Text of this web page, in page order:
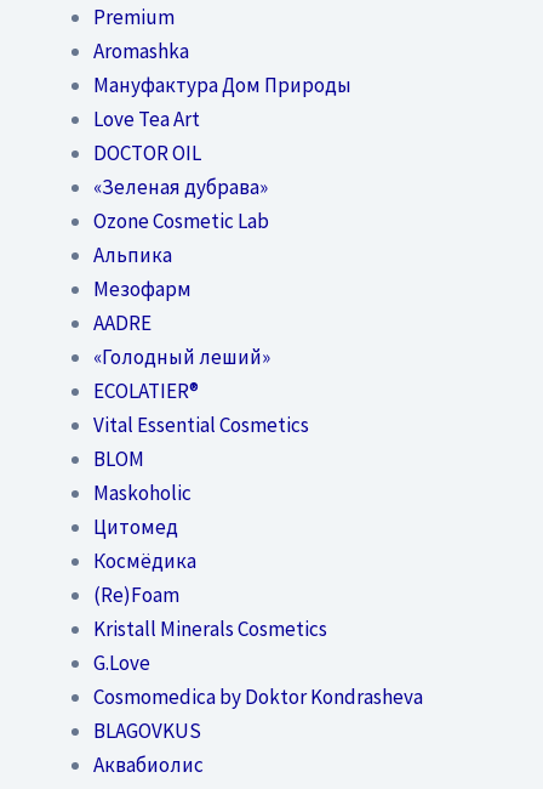
Premium
Aromashka
Мануфактура Дом Природы
Love Tea Art
DOCTOR OIL
«Зеленая дубрава»
Ozone Cosmetic Lab
Альпика
Мезофарм
AADRE
«Голодный леший»
EСОLATIER®
Vital Essential Cosmetics
BLOM
Maskoholic
Цитомед
Космёдика
(Re)Foam
Kristall Minerals Cosmetics
G.Love
Cosmomedica by Doktor Kondrasheva
BLAGOVKUS
Аквабиолис